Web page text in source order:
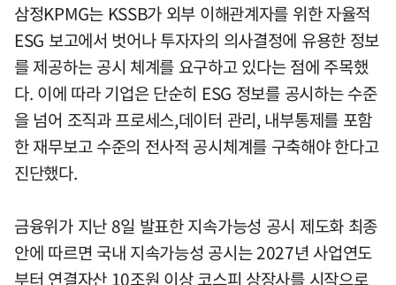
삼정KPMG는 KSSB가 외부 이해관계자를 위한 자율적
ESG 보고에서 벗어나 투자자의 의사결정에 유용한 정보
를 제공하는 공시 체계를 요구하고 있다는 점에 주목했
다. 이에 따라 기업은 단순히 ESG 정보를 공시하는 수준
을 넘어 조직과 프로세스,데이터 관리, 내부통제를 포함
한 재무보고 수준의 전사적 공시체계를 구축해야 한다고
진단했다.
금융위가 지난 8일 발표한 지속가능성 공시 제도화 최종
안에 따르면 국내 지속가능성 공시는 2027년 사업연도
부터 연결자산 10조원 이상 코스피 상장사를 시작으로